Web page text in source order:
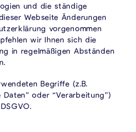
und die ständige
Webseite Änderungen
vorgenommen
wir Ihnen sich die
in regelmäßigen Abständen
Begriffe (z.B.
Daten” oder “Verarbeitung”)